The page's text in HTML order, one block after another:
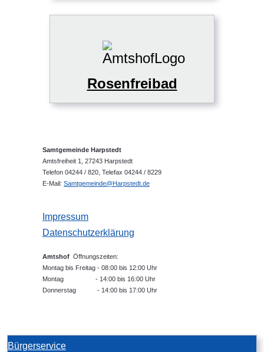
Rosenfreibad
Samtgemeinde Harpstedt
Amtsfreiheit 1, 27243 Harpstedt
Telefon 04244 / 820, Telefax 04244 / 8229
E-Mail: Samtgemeinde@Harpstedt.de
Impressum
Datenschutzerklärung
Amtshof Öffnungszeiten:
Montag bis Freitag - 08:00 bis 12:00 Uhr
Montag - 14:00 bis 16:00 Uhr
Donnerstag - 14:00 bis 17:00 Uhr
Bürgerservice